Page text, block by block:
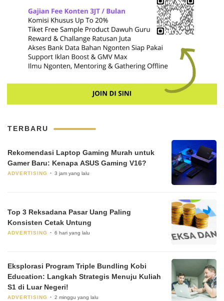
TERBARU
Rekomendasi Laptop Gaming Murah untuk
Gamer Baru: Kenapa ASUS Gaming V16?
ADVERTISING 3 jam yang lalu
Top 3 Reksadana Pasar Uang Paling
Konsisten Cetak Untung
ADVERTISING 6 hari yang lalu
Eksplorasi Program Triple Bundling Kobi
Education: Langkah Strategis Menuju Kuliah
S1 di Luar Negeri!
ADVERTISING 2 minggu yang lalu